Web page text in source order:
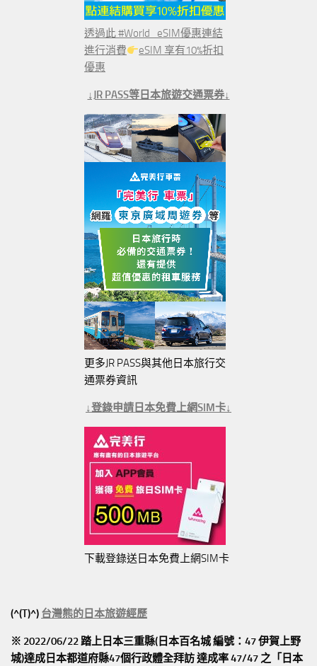
透過此 #World_eSIM優惠連結
進行消費
eSIM 享有10%折扣
優惠
↓JR PASS等日本旅遊交通票券↓
更多JR PASS與其他日本旅行交
通票券資訊
↓登錄申請日本免費上網SIM卡↓
下載登錄送日本免費上網SIM卡
(^(T)^) 台灣熊的日本旅遊經歷
※ 2022/06/22 踏上日本三重縣(日本百名城 編號：47 伊賀上野
城)達成日本都道府縣47個行政體全拜訪達成率 47/47 之「日本